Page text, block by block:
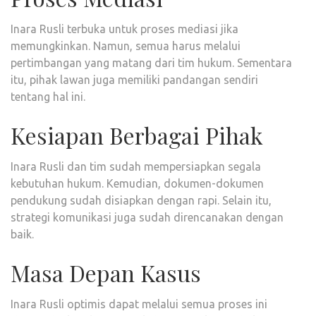
Inara Rusli terbuka untuk proses mediasi jika
memungkinkan. Namun, semua harus melalui
pertimbangan yang matang dari tim hukum. Sementara
itu, pihak lawan juga memiliki pandangan sendiri
tentang hal ini.
Kesiapan Berbagai Pihak
Inara Rusli dan tim sudah mempersiapkan segala
kebutuhan hukum. Kemudian, dokumen-dokumen
pendukung sudah disiapkan dengan rapi. Selain itu,
strategi komunikasi juga sudah direncanakan dengan
baik.
Masa Depan Kasus
Inara Rusli optimis dapat melalui semua proses ini